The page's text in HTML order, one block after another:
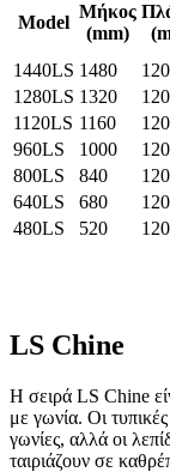
Model
Μήκος
(mm)
1440LS 1480 120
1280LS 1320 120
1120LS 1160 120
960LS
1000 120
800LS
840 120
640LS
680 120
480LS
520 120
LS Chine
Η σειρά LS Chine
με γωνία. Οι
γωνίες, αλλά οι
ταιριάζουν σε